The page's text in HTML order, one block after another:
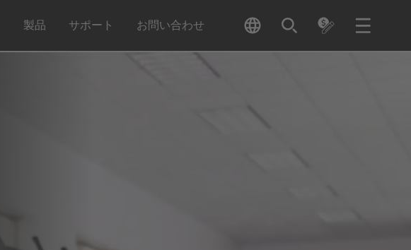
製品 サポート お問い合わせ